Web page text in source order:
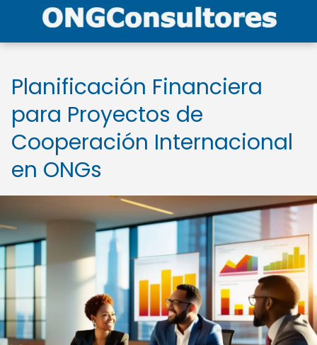
Planificación Financiera
para Proyectos de
Cooperación Internacional
en ONGs